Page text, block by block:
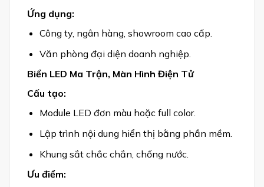
Ứng dụng:
Công ty, ngân hàng, showroom cao cấp.
Văn phòng đại diện doanh nghiệp.
Biển LED Ma Trận, Màn Hình Điện Tử
Cấu tạo:
Module LED đơn màu hoặc full color.
Lập trình nội dung hiển thị bằng phần mềm.
Khung sắt chắc chắn, chống nước.
Ưu điểm: